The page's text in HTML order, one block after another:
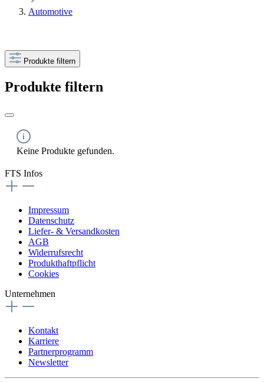
Automotive
Produkte filtern
Produkte filtern
Keine Produkte gefunden.
FTS Infos
Impressum
Datenschutz
Liefer- & Versandkosten
AGB
Widerrufsrecht
Produkthaftpflicht
Cookies
Unternehmen
Kontakt
Karriere
Partnerprogramm
Newsletter